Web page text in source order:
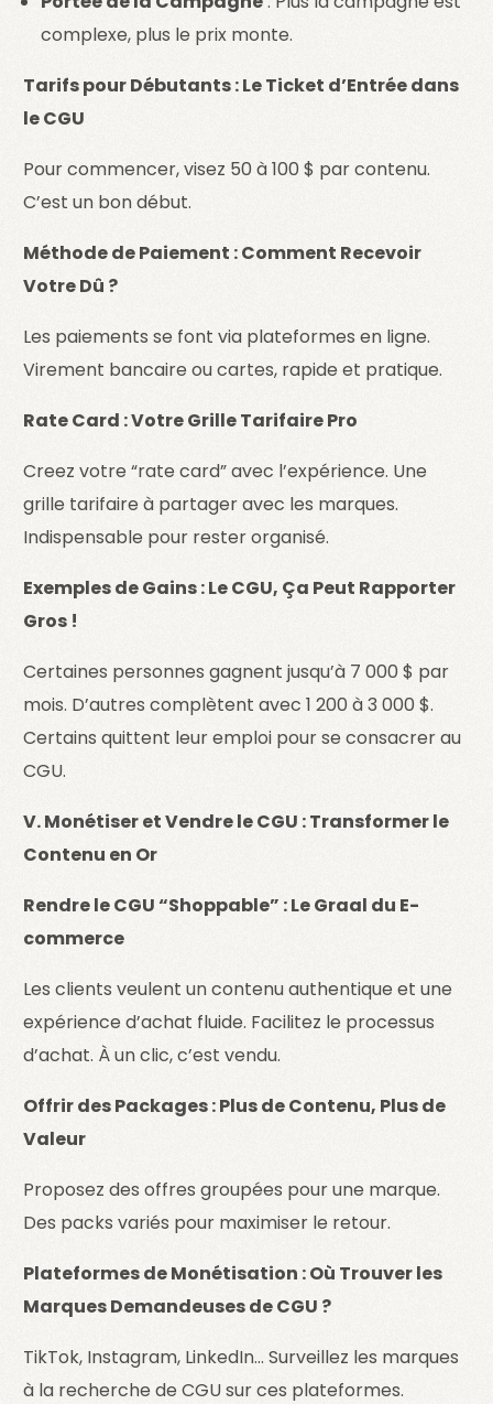
complexe, plus le prix monte.
Tarifs pour Débutants : Le Ticket d’Entrée dans
le CGU
Pour commencer, visez 50 à 100 $ par contenu.
C’est un bon début.
Méthode de Paiement : Comment Recevoir
Votre Dû ?
Les paiements se font via plateformes en ligne.
Virement bancaire ou cartes, rapide et pratique.
Rate Card : Votre Grille Tarifaire Pro
Creez votre “rate card” avec l’expérience. Une
grille tarifaire à partager avec les marques.
Indispensable pour rester organisé.
Exemples de Gains : Le CGU, Ça Peut Rapporter
Gros !
Certaines personnes gagnent jusqu’à 7 000 $ par
mois. D’autres complètent avec 1 200 à 3 000 $.
Certains quittent leur emploi pour se consacrer au
CGU.
V. Monétiser et Vendre le CGU : Transformer le
Contenu en Or
Rendre le CGU “Shoppable” : Le Graal du E-
commerce
Les clients veulent un contenu authentique et une
expérience d’achat fluide. Facilitez le processus
d’achat. À un clic, c’est vendu.
Offrir des Packages : Plus de Contenu, Plus de
Valeur
Proposez des offres groupées pour une marque.
Des packs variés pour maximiser le retour.
Plateformes de Monétisation : Où Trouver les
Marques Demandeuses de CGU ?
TikTok, Instagram, LinkedIn… Surveillez les marques
à la recherche de CGU sur ces plateformes.